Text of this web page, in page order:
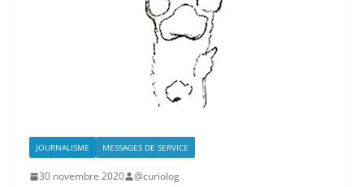
JOURNALISME MESSAGES DE SERVICE
30 novembre 2020 @curiolog